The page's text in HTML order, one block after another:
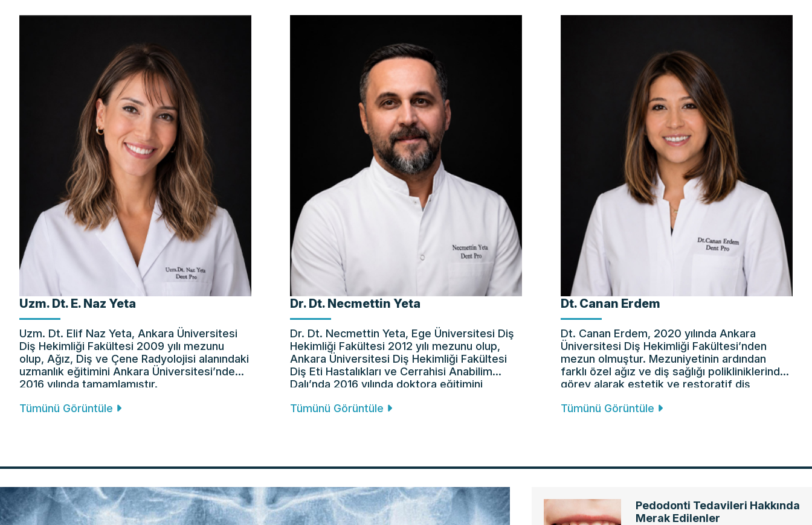
Uzm. Dt. E. Naz Yeta
Uzm. Dt. Elif Naz Yeta, Ankara Üniversitesi
Diş Hekimliği Fakültesi 2009 yılı mezunu
olup, Ağız, Diş ve Çene Radyolojisi alanındaki
uzmanlık eğitimini Ankara Üniversitesi’nde
2016 yılında tamamlamıştır.
Tümünü Görüntüle
Dr. Dt. Necmettin Yeta
Dr. Dt. Necmettin Yeta, Ege Üniversitesi Diş
Hekimliği Fakültesi 2012 yılı mezunu olup,
Ankara Üniversitesi Diş Hekimliği Fakültesi
Diş Eti Hastalıkları ve Cerrahisi Anabilim
Dalı’nda 2016 yılında doktora eğitimini
Tümünü Görüntüle
Dt. Canan Erdem
Dt. Canan Erdem, 2020 yılında Ankara
Üniversitesi Diş Hekimliği Fakültesi’nden
mezun olmuştur. Mezuniyetinin ardından
farklı özel ağız ve diş sağlığı polikliniklerinde
görev alarak estetik ve restoratif diş
mesleki deneyim kazanmıştır.
Tümünü Görüntüle
Pedodonti Tedavileri Hakkında
Merak Edilenler